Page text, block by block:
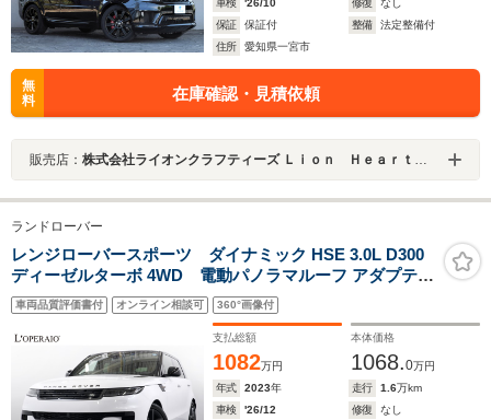
車検 '26/10 修復
なし
保証
保証付 整備
法定整備付
住所
愛知県一宮市
無
料
在庫確認・見積依頼
販売店： 株式会社ライオンクラフティーズ Ｌｉｏｎ Ｈｅａｒｔ ライオンハート
ランドローバー
レンジローバースポーツ ダイナミック HSE 3.0L D300
ディーゼルターボ 4WD 電動パノラマルーフ アダプティ
ブエアサス ステアリングヒーター ソフトクローズドア ヘ
ッドアップディスプレイ デジタルインナーミラー
車両品質評価書付 オンライン相談可 360°画像付
支払総額
1082万円
本体価格
1068.0万円
年式
2023年 走行 1.6万km
車検
'26/12 修復
なし